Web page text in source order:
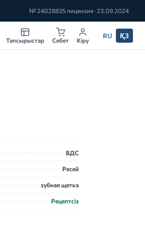
№ 24028835 лицензия · 23.09.2024
Тапсырыстар Себет Кіру
RU ҚЗ
ВДС
Ресей
зубная щетка
Рецептсіз